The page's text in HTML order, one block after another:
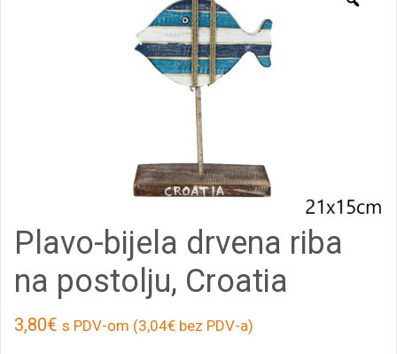
Plavo-bijela drvena riba
na postolju, Croatia
3,80€ s PDV-om (3,04€ bez PDV-a)